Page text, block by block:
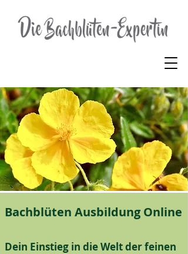
Bachblüten Ausbildung Online
Dein Einstieg in die Welt der feinen